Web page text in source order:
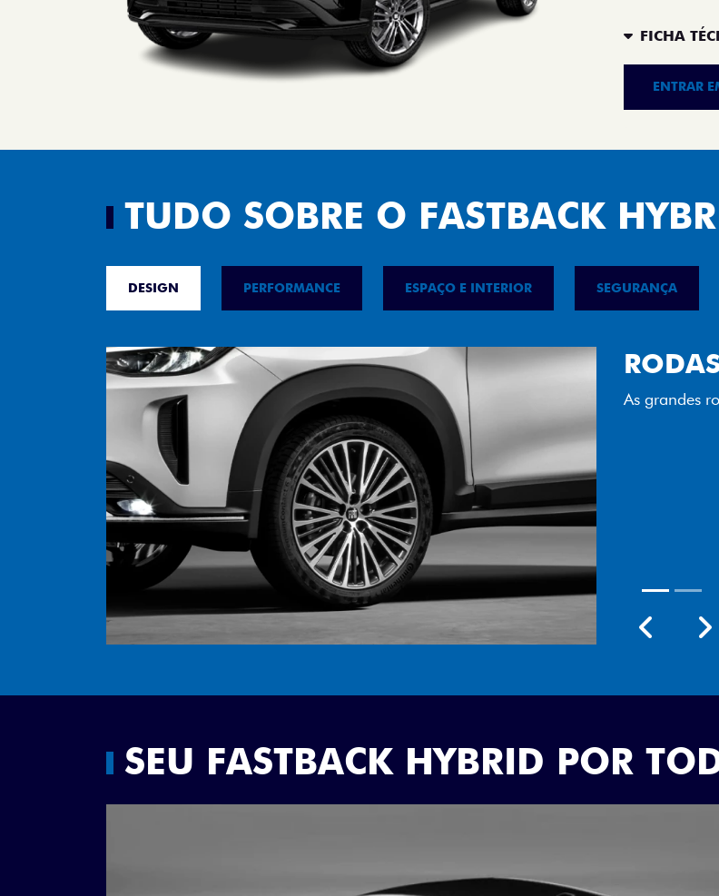
FICHA
ENTRAR
TUDO SOBRE O FASTBACK
DESIGN PERFORMANCE ESPAÇO E INTERIOR SEGURANÇA
Tecnologia
SEU FASTBACK HYBRID POR